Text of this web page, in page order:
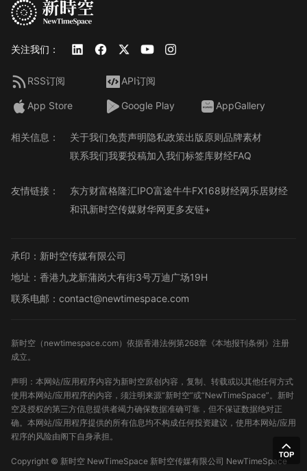
关注我们：
RSS订阅 API订阅
App Store Google Play AppGallery
相关信息： 关于我们免责声明隐私政策出版原则品牌素材
联系我们我要投稿加入我们标签库财经FAQ
友情链接： 东方财富格隆汇IPO富途牛牛FX168财经网乐居财经
和讯新时空传媒财华网更多友链+
承印：新时空传媒有限公司
地址：香港九龙新蒲岗大有街3号万迪广场19H
联系电邮：contact@newtimespace.com
新时空（ newtimespace.com）依据香港法例第268章《本地报刊条例》注册
成立。
声明：本网站/应用程序内容为新时空原创内容，复制、转载或以其他任何方式
使用本网站/应用程序的内容，须注明来源“新时空”或“NewTimeSpace”。新时
空及授权的第三方信息提供者竭力确保数据准确可靠，但不保证数据绝对正
确。本网站/应用程序提供的所有信息均不构成任何投资建议，使用本网站/应用
程序的风险由阁下自身承担。
Copyright © 新时空 NewTimeSpace 新时空传媒有限公司 NewTimeSpace